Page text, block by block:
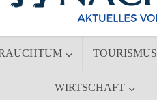
TOURISMUS
WIRTSCHAFT